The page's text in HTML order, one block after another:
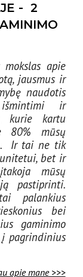
- 2
apie
jausmus ir
naudotis
ir
kurie kartu
80% mūsų
Ir tai ne tik
bet ir
mūsų
pastiprinti.
palankius
bei
gaminimo
pagrindinius
apie mane >>>